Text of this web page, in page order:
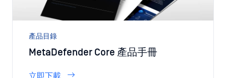
產品目錄
MetaDefender Core 產品手冊
立即下載